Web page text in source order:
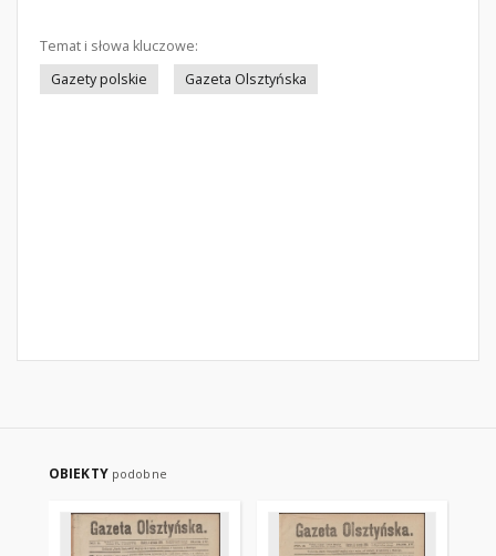
Temat i słowa kluczowe:
Gazety polskie
Gazeta Olsztyńska
OBIEKTY podobne